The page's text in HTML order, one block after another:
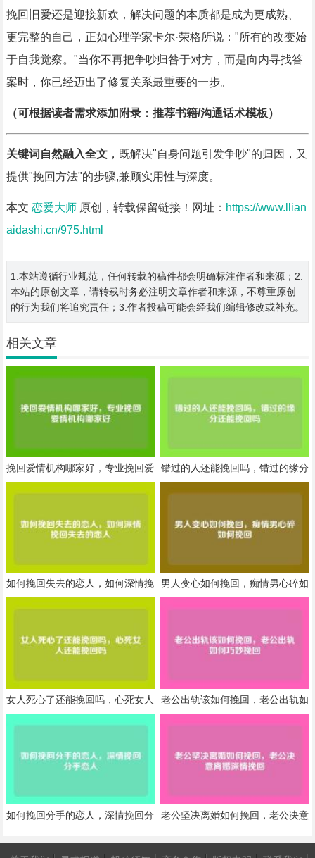
挽回旧爱还是迎接新欢，解决问题的本质都是成为更成熟、
更完整的自己，正如心理学家卡尔·荣格所说："所有的改变始
于自我觉察。"当你不再把争吵归咎于对方，而是向内寻找答
案时，你已经迈出了修复关系最重要的一步。
（可根据读者需求添加附录：推荐书籍/沟通话术模板）
关键词自然融入全文，既解决"自身问题引发争吵"的归因，又
提供"挽回方法"的步骤,兼顾实用性与深度。
本文 恋爱大师原创，转载保留链接！网址： https://www.llian
aidashi.cn/975.html
1.本站遵循行业规范，任何转载的稿件都会明确标注作者和来源；2.
本站的原创文章，请转载时务必注明文章作者和来源，不尊重原创
的行为我们将追究责任；3.作者投稿可能会经我们编辑修改或补充。
相关文章
挽回爱情机构哪家好，专业挽回爱
情机构哪家好
错过的人还能挽回吗，错过的缘分
还能挽回吗
如何挽回失去的恋人，如何深情挽
回失去的恋人
男人变心如何挽回，痴情男心碎如
何挽回
女人死心了还能挽回吗，心死女人
还能挽回吗
老公出轨该如何挽回，老公出轨如
何巧妙挽回
如何挽回分手的恋人，深情挽回分
老公坚决离婚如何挽回，老公决意